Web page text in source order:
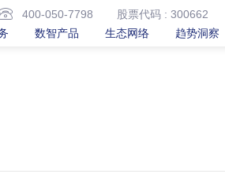
400-050-7798 股票代码 : 300662
数智产品 生态网络 趋势洞察